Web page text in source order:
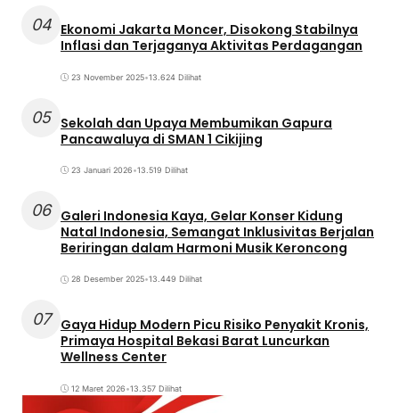
04 Ekonomi Jakarta Moncer, Disokong Stabilnya
Inflasi dan Terjaganya Aktivitas Perdagangan
23 November 2025•13.624 Dilihat
05 Sekolah dan Upaya Membumikan Gapura
Pancawaluya di SMAN 1 Cikijing
23 Januari 2026•13.519 Dilihat
06 Galeri Indonesia Kaya, Gelar Konser Kidung
Natal Indonesia, Semangat Inklusivitas Berjalan
Beriringan dalam Harmoni Musik Keroncong
28 Desember 2025•13.449 Dilihat
07
Gaya Hidup Modern Picu Risiko Penyakit Kronis,
Primaya Hospital Bekasi Barat Luncurkan
Wellness Center
12 Maret 2026•13.357 Dilihat